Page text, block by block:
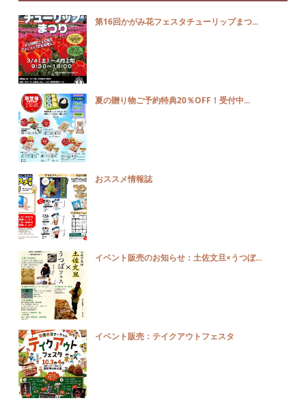
第16回かがみ花フェスタチューリップまつ...
夏の贈り物ご予約特典20％OFF！受付中...
おススメ情報誌
イベント販売のお知らせ：土佐文旦×うつぼ...
イベント販売：テイクアウトフェスタ